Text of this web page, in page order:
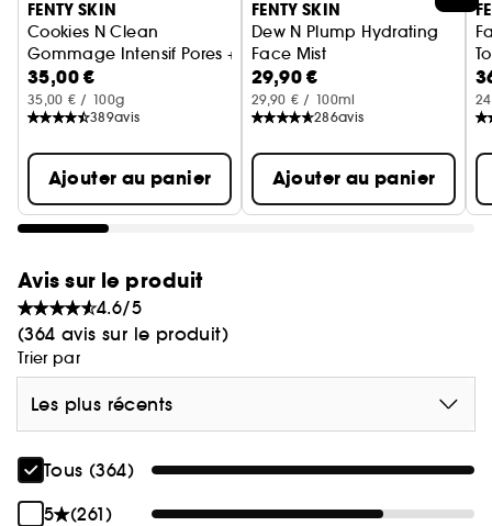
FENTY SKIN
Cookies N Clean
Gommage Intensif Pores + Points Noirs À L'Argile Fouettée
35,00 €
35,00 € / 100g
389avis
Ajouter au panier
FENTY SKIN
Dew N Plump Hydrating
Face Mist
Brume hydratante pour le
29,90 €
29,90 € / 100ml
286avis
Ajouter au panier
Avis sur le produit
4.6/5
(364 avis sur le produit)
Trier par
Les plus récents
Tous (364)
5
(261)